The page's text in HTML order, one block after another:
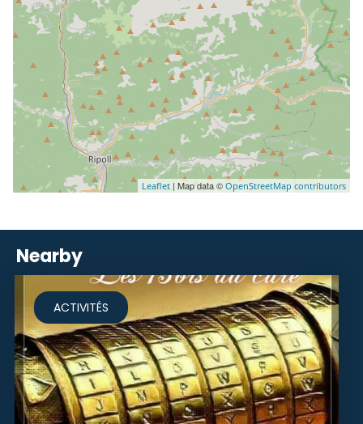
Leaflet | Map data © OpenStreetMap contributors
Nearby
ACTIVITÉS